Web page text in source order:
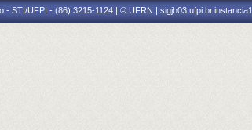
- STI/UFPI - (86) 3215-1124 | © UFRN | sigjb03.ufpi.br.instancia1